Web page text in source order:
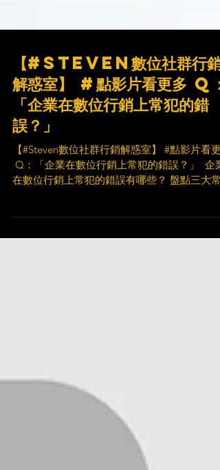
【#Steven數位社群行銷
解惑室】 #點影片看更多​ Q：
「企業在數位行銷上常犯的錯
誤？」
【#Steven數位社群行銷解惑室】 #點影片看更
​ Q：「企業在數位行銷上常犯的錯誤？」 ​ 企業
錯誤報你知！ 就讓 Steven 為你解惑 ✨ ​ 想要擁